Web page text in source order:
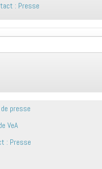
: Presse
presse
VeA
: Presse